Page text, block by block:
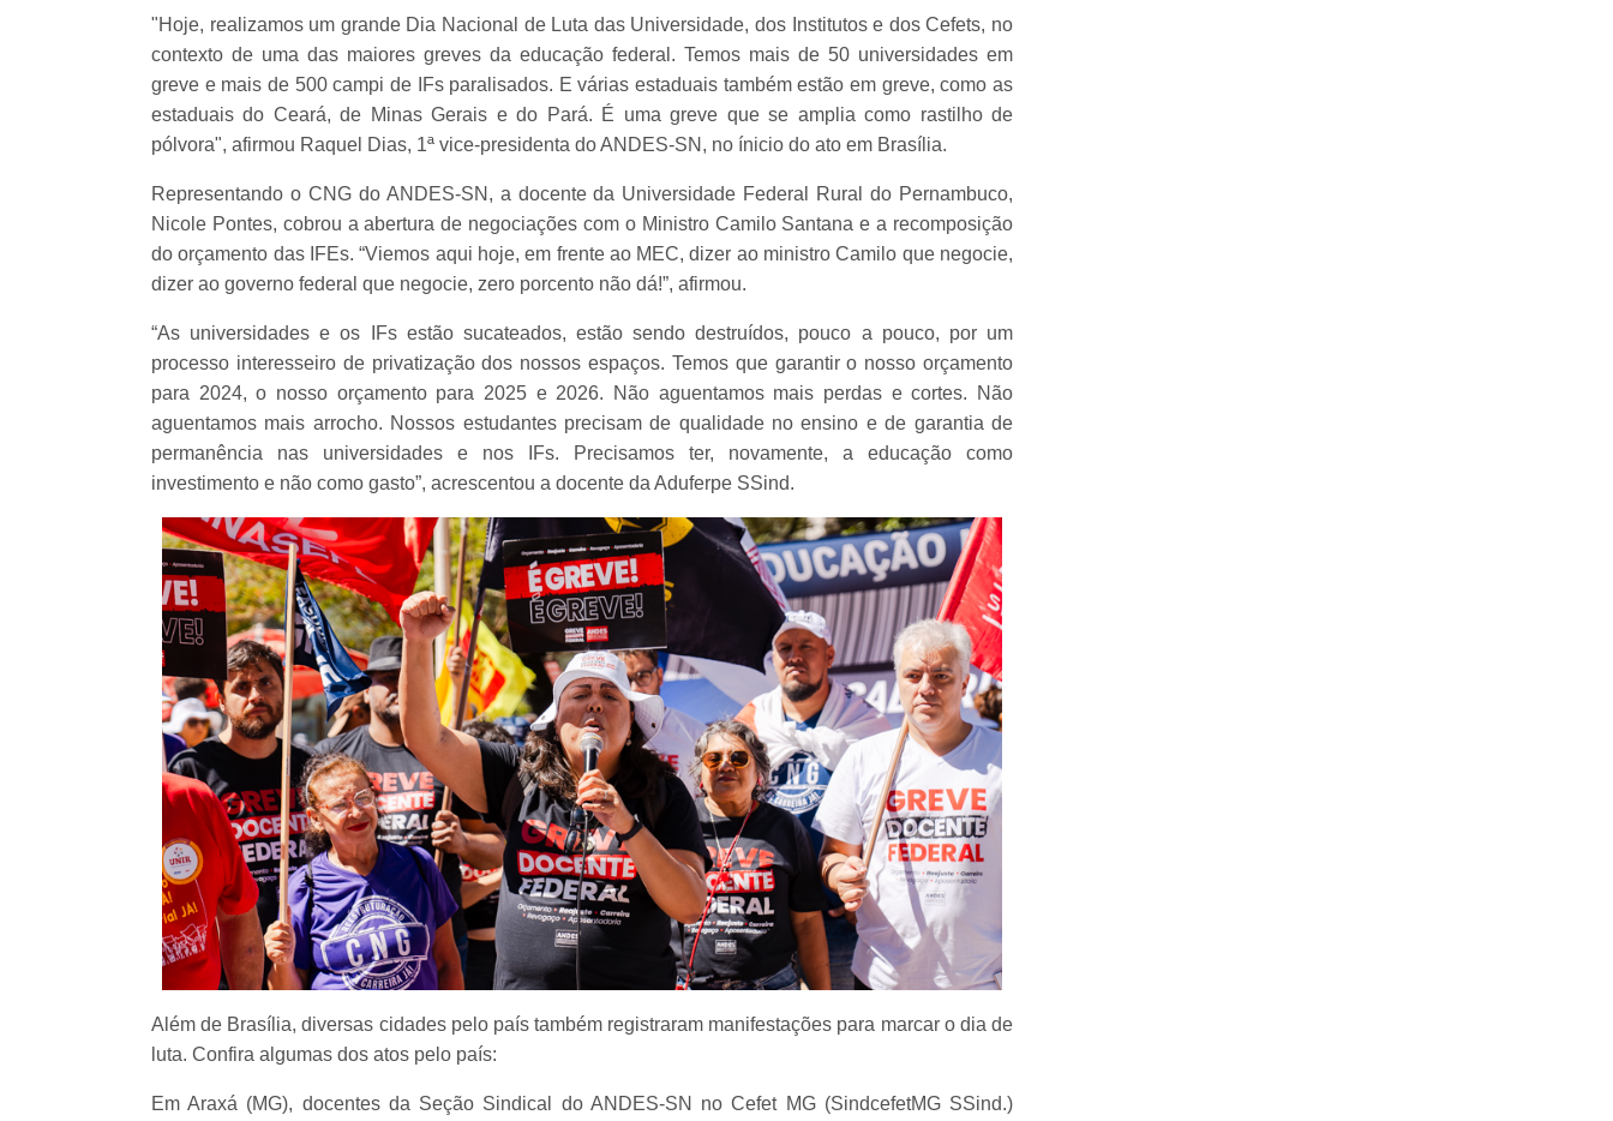
"Hoje, realizamos um grande Dia Nacional de Luta das Universidade, dos Institutos e dos Cefets, no
contexto de uma das maiores greves da educação federal. Temos mais de 50 universidades em
greve e mais de 500 campi de IFs paralisados. E várias estaduais também estão em greve, como as
estaduais do Ceará, de Minas Gerais e do Pará. É uma greve que se amplia como rastilho de
pólvora", afirmou Raquel Dias, 1ª vice-presidenta do ANDES-SN, no ínicio do ato em Brasília.
Representando o CNG do ANDES-SN, a docente da Universidade Federal Rural do Pernambuco,
Nicole Pontes, cobrou a abertura de negociações com o Ministro Camilo Santana e a recomposição
do orçamento das IFEs. “Viemos aqui hoje, em frente ao MEC, dizer ao ministro Camilo que negocie,
dizer ao governo federal que negocie, zero porcento não dá!”, afirmou.
“As universidades e os IFs estão sucateados, estão sendo destruídos, pouco a pouco, por um
processo interesseiro de privatização dos nossos espaços. Temos que garantir o nosso orçamento
para 2024, o nosso orçamento para 2025 e 2026. Não aguentamos mais perdas e cortes. Não
aguentamos mais arrocho. Nossos estudantes precisam de qualidade no ensino e de garantia de
permanência nas universidades e nos IFs. Precisamos ter, novamente, a educação como
investimento e não como gasto”, acrescentou a docente da Aduferpe SSind.
Além de Brasília, diversas cidades pelo país também registraram manifestações para marcar o dia de
luta. Confira algumas dos atos pelo país:
Em Araxá (MG), docentes da Seção Sindical do ANDES-SN no Cefet MG (SindcefetMG SSind.)